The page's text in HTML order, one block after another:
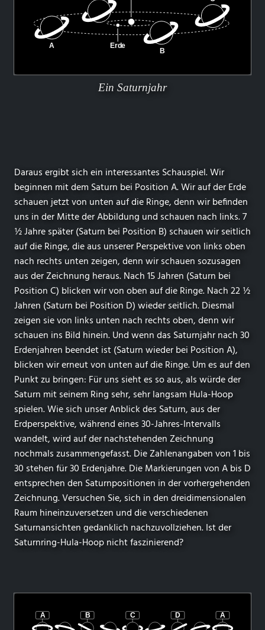
Ein Saturnjahr
Daraus ergibt sich ein interessantes Schauspiel. Wir
beginnen mit dem Saturn bei Position A. Wir auf der Erde
schauen jetzt von unten auf die Ringe, denn wir befinden
uns in der Mitte der Abbildung und schauen nach links. 7
½ Jahre später (Saturn bei Position B) schauen wir seitlich
auf die Ringe, die aus unserer Perspektive von links oben
nach rechts unten zeigen, denn wir schauen sozusagen
aus der Zeichnung heraus. Nach 15 Jahren (Saturn bei
Position C) blicken wir von oben auf die Ringe. Nach 22 ½
Jahren (Saturn bei Position D) wieder seitlich. Diesmal
zeigen sie von links unten nach rechts oben, denn wir
schauen ins Bild hinein. Und wenn das Saturnjahr nach 30
Erdenjahren beendet ist (Saturn wieder bei Position A),
blicken wir erneut von unten auf die Ringe. Um es auf den
Punkt zu bringen: Für uns sieht es so aus, als würde der
Saturn mit seinem Ring sehr, sehr langsam Hula-Hoop
spielen. Wie sich unser Anblick des Saturn, aus der
Erdperspektive, während eines 30-Jahres-Intervalls
wandelt, wird auf der nachstehenden Zeichnung
nochmals zusammengefasst. Die Zahlenangaben von 1 bis
30 stehen für 30 Erdenjahre. Die Markierungen von A bis D
entsprechen den Saturnpositionen in der vorhergehenden
Zeichnung. Versuchen Sie, sich in den dreidimensionalen
Raum hineinzuversetzen und die verschiedenen
Saturnansichten gedanklich nachzuvollziehen. Ist der
Saturnring-Hula-Hoop nicht faszinierend?